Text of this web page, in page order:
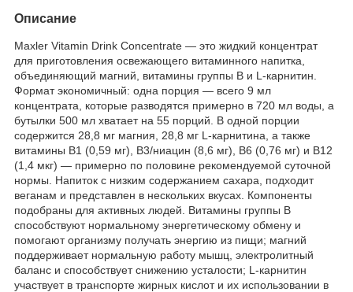
Описание
Maxler Vitamin Drink Concentrate — это жидкий концентрат
для приготовления освежающего витаминного напитка,
объединяющий магний, витамины группы B и L-карнитин.
Формат экономичный: одна порция — всего 9 мл
концентрата, которые разводятся примерно в 720 мл воды, а
бутылки 500 мл хватает на 55 порций. В одной порции
содержится 28,8 мг магния, 28,8 мг L-карнитина, а также
витамины B1 (0,59 мг), B3/ниацин (8,6 мг), B6 (0,76 мг) и B12
(1,4 мкг) — примерно по половине рекомендуемой суточной
нормы. Напиток с низким содержанием сахара, подходит
веганам и представлен в нескольких вкусах. Компоненты
подобраны для активных людей. Витамины группы B
способствуют нормальному энергетическому обмену и
помогают организму получать энергию из пищи; магний
поддерживает нормальную работу мышц, электролитный
баланс и способствует снижению усталости; L-карнитин
участвует в транспорте жирных кислот и их использовании в